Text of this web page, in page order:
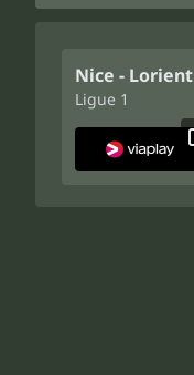
Nice - Lorient
Ligue 1